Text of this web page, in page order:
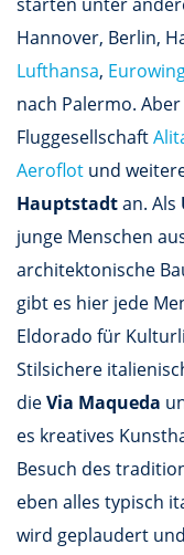
Hannover, Berlin,
Lufthansa,
nach Palermo.
Fluggesellschaft
Aeroflot und
Hauptstadtan. Als
junge Menschen
architektonische
gibt es hier jede
Eldorado für
Stilsichere
dieVia Maqueda
es kreatives
Besuch des
eben alles typisch
wird geplaudert